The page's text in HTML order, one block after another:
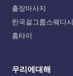
출장마사지
한국걸그룹스웨디시
홈타이
우리에대해